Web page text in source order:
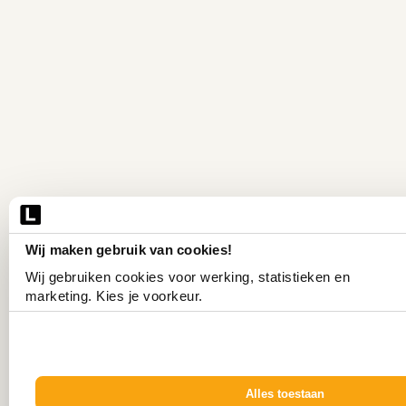
Wij maken gebruik van cookies!
Wij gebruiken cookies voor werking, statistieken en
marketing. Kies je voorkeur.
Alles toestaan